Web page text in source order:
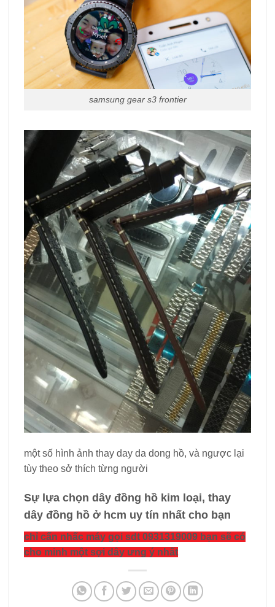
samsung gear s3 frontier
một số hình ảnh thay day da dong hồ, và ngược lại
tùy theo sở thích từng người
Sự lựa chọn dây đồng hồ kim loại, thay
dây đồng hồ ở hcm uy tín nhất cho bạn
chỉ cấn nhấc máy gọi sdt 0931319009 bạn sẽ có
cho minh một sợi dây ưng ý nhất